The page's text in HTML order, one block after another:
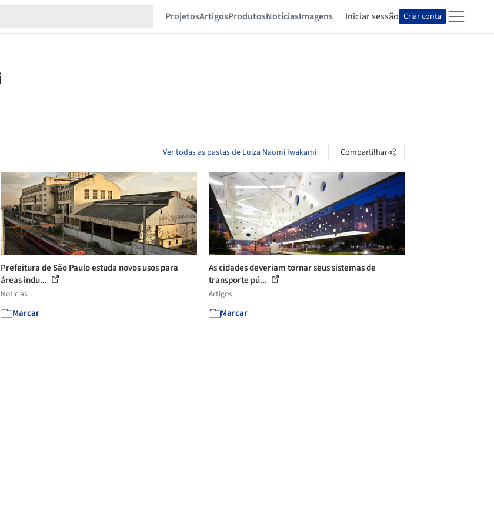
ProjetosArtigosProdutosNotíciasImagens Iniciar sessão Criar conta
Ver todas as pastas de Luiza Naomi Iwakami Compartilhar
Prefeitura de São Paulo estuda novos usos para
áreas indu...
Notícias
Marcar
As cidades deveriam tornar seus sistemas de
transporte pú...
Artigos
Marcar